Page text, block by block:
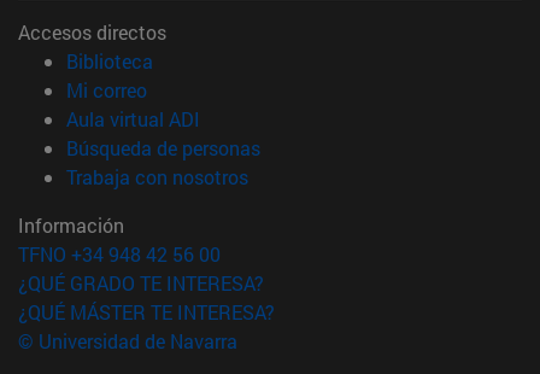
Accesos directos
Biblioteca
Mi correo(abre en nueva ventana)
Aula virtual ADI
Búsqueda de personas(abre en nueva ventana)
Trabaja con nosotros(abre en nueva ventana)
Información
TFNO +34 948 42 56 00
¿QUÉ GRADO TE INTERESA?
¿QUÉ MÁSTER TE INTERESA?
© Universidad de Navarra